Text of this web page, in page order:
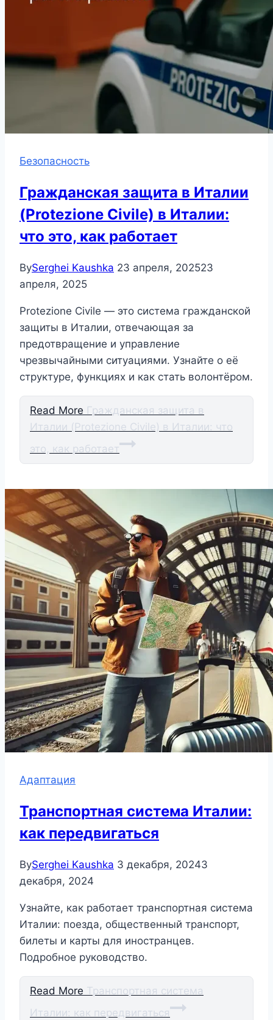
Безопасность
Гражданская защита в Италии
(Protezione Civile) в Италии:
что это, как работает
BySerghei Kaushka 23 апреля, 202523
апреля, 2025
Protezione Civile — это система гражданской
защиты в Италии, отвечающая за
предотвращение и управление
чрезвычайными ситуациями. Узнайте о её
структуре, функциях и как стать волонтёром.​
Read More Гражданская защита в
Италии (Protezione Civile) в Италии: что
это, как работает
Адаптация
Транспортная система Италии:
как передвигаться
BySerghei Kaushka 3 декабря, 20243
декабря, 2024
Узнайте, как работает транспортная система
Италии: поезда, общественный транспорт,
билеты и карты для иностранцев.
Подробное руководство.
Read More Транспортная система
Италии: как передвигаться